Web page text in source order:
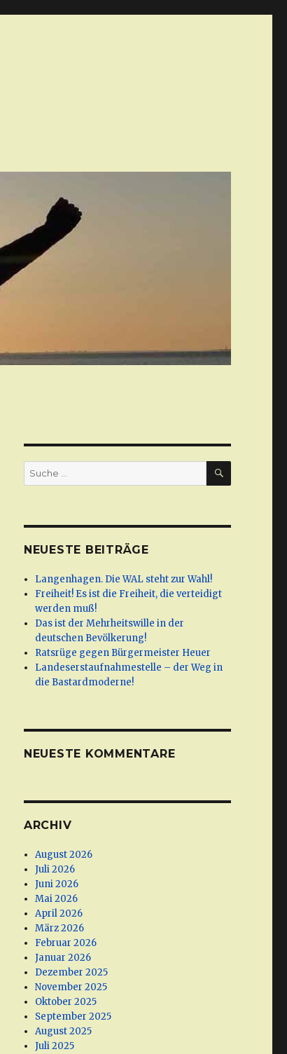
Suche
nach:
SUCHE
NEUESTE BEITRÄGE
Langenhagen. Die WAL steht zur Wahl!
Freiheit! Es ist die Freiheit, die verteidigt
werden muß!
Das ist der Mehrheitswille in der
deutschen Bevölkerung!
Ratsrüge gegen Bürgermeister Heuer
Landeserstaufnahmestelle – der Weg in
die Bastardmoderne!
NEUESTE KOMMENTARE
ARCHIV
August 2026
Juli 2026
Juni 2026
Mai 2026
April 2026
März 2026
Februar 2026
Januar 2026
Dezember 2025
November 2025
Oktober 2025
September 2025
August 2025
Juli 2025